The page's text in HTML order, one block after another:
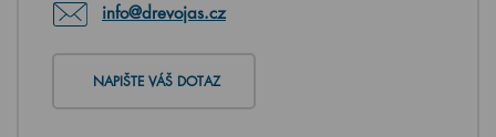
info@drevojas.cz
NAPIŠTE VÁŠ DOTAZ